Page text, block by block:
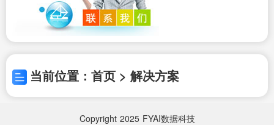
当前位置：首页 > 解决方案
Copyright 2025 FYAI数据科技